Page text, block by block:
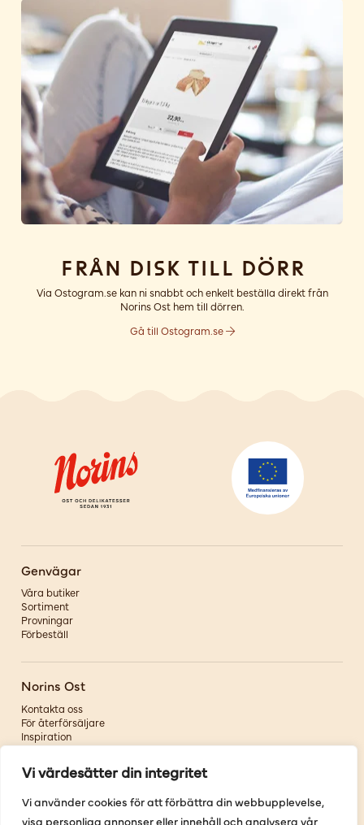
Vi värdesätter din integritet
Vi använder cookies för att förbättra din webbupplevelse,
visa personliga annonser eller innehåll och analysera vår
Från disk till dörr
Via Ostogram.se kan ni snabbt och enkelt beställa direkt från
Norins Ost hem till dörren.
Gå till Ostogram.se
Genvägar
Våra butiker
Sortiment
Provningar
Förbeställ
Norins Ost
Kontakta oss
För återförsäljare
Inspiration
Om oss
Följ oss